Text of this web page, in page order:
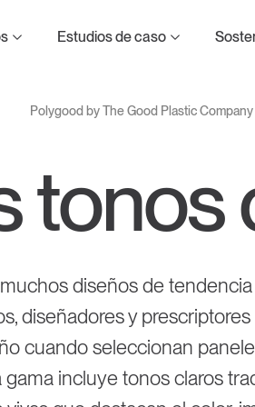
Plastic Company
Estudios de caso
Polygood by The Good Plastic Company
diseños de
diseñadores y
cuando seleccionan
gama incluye tonos claros